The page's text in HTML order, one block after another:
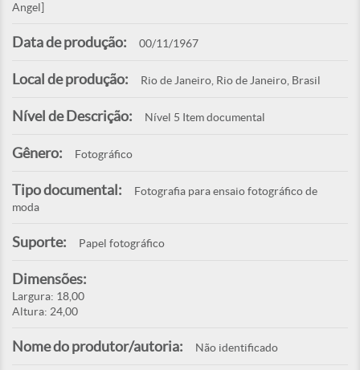
Angel]
Data de produção: 00/11/1967
Local de produção: Rio de Janeiro, Rio de Janeiro, Brasil
Nível de Descrição: Nível 5 Item documental
Gênero: Fotográfico
Tipo documental:
Fotografia para ensaio fotográfico de
moda
Suporte: Papel fotográfico
Dimensões:
Largura: 18,00
Altura: 24,00
Nome do produtor/autoria: Não identificado